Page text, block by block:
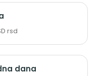
rsd
dana